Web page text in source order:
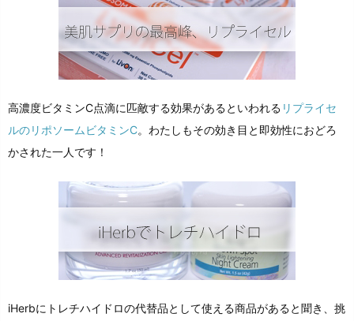
高濃度ビタミンC点滴に匹敵する効果があるといわれる リプライセ
ルのリポソームビタミンC。わたしもその効き目と即効性におどろ
かされた一人です！
iHerbにトレチハイドロの代替品として使える商品があると聞き、挑